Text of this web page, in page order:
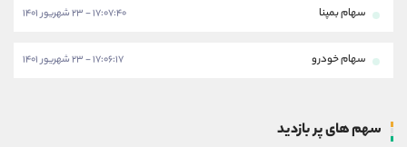
سهام بمپنا ۱۷:۰۷:۴۰ - ۲۳ شهریور ۱۴۰۱
سهام خودرو ۱۷:۰۶:۱۷ - ۲۳ شهریور ۱۴۰۱
سهم های پر بازدید